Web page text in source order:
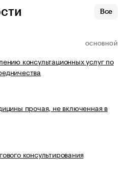
Все
ОСНОВНОЙ
консультационных услуг по
прочая, не включенная в
консультирования